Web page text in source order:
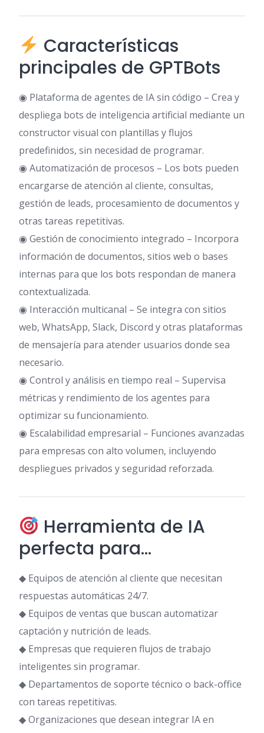
Características
principales de GPTBots
◉ Plataforma de agentes de IA sin código – Crea y
despliega bots de inteligencia artificial mediante un
constructor visual con plantillas y flujos
predefinidos, sin necesidad de programar.
◉ Automatización de procesos – Los bots pueden
encargarse de atención al cliente, consultas,
gestión de leads, procesamiento de documentos y
otras tareas repetitivas.
◉ Gestión de conocimiento integrado – Incorpora
información de documentos, sitios web o bases
internas para que los bots respondan de manera
contextualizada.
◉ Interacción multicanal – Se integra con sitios
web, WhatsApp, Slack, Discord y otras plataformas
de mensajería para atender usuarios donde sea
necesario.
◉ Control y análisis en tiempo real – Supervisa
métricas y rendimiento de los agentes para
optimizar su funcionamiento.
◉ Escalabilidad empresarial – Funciones avanzadas
para empresas con alto volumen, incluyendo
despliegues privados y seguridad reforzada.
Herramienta de IA
perfecta para…
◆ Equipos de atención al cliente que necesitan
respuestas automáticas 24/7.
◆ Equipos de ventas que buscan automatizar
captación y nutrición de leads.
◆ Empresas que requieren flujos de trabajo
inteligentes sin programar.
◆ Departamentos de soporte técnico o back-office
con tareas repetitivas.
◆ Organizaciones que desean integrar IA en